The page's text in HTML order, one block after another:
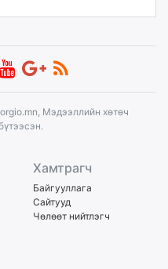
Мэдээллийн хөтөч
Хамтрагч
Байгууллага
Сайтууд
Чөлөөт нийтлэгч